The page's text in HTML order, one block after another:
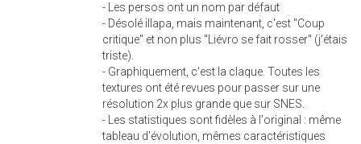
- Les persos ont un nom par défaut
- Désolé illapa, mais maintenant, c'est "Coup
critique" et non plus "Liévro se fait rosser" (j'étais
triste).
- Graphiquement, c'est la claque. Toutes les
textures ont été revues pour passer sur une
résolution 2x plus grande que sur SNES.
- Les statistiques sont fidèles à l'original : même
tableau d'évolution, mêmes caractéristiques